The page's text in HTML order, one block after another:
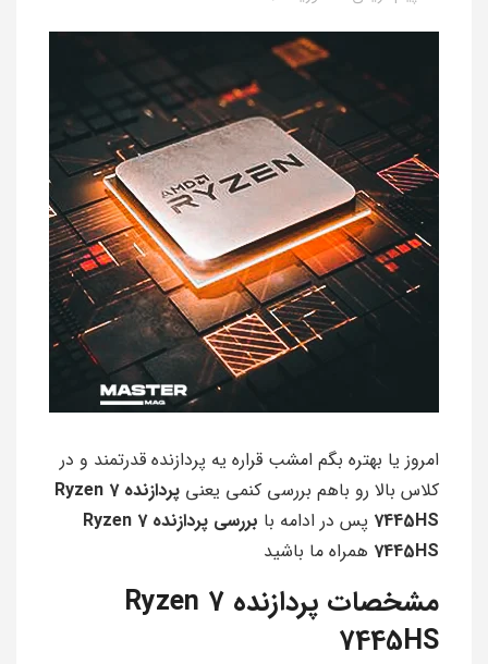
امروز یا بهتره بگم امشب قراره یه پردازنده قدرتمند و در
کلاس بالا رو باهم بررسی کنمی یعنی
پردازنده Ryzen 7
7445HS پس در ادامه با
بررسی پردازنده Ryzen 7
7445HS همراه ما باشید
مشخصات پردازنده Ryzen 7
7445HS